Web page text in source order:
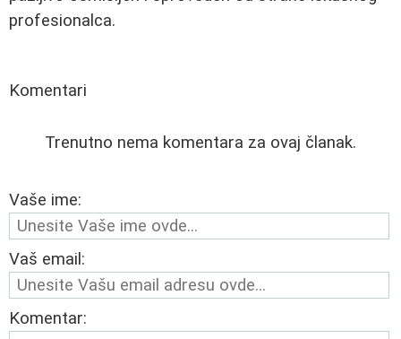
profesionalca.
Komentari
Trenutno nema komentara za ovaj članak.
Vaše ime:
Vaš email:
Komentar: